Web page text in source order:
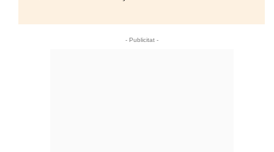
- Publicitat -